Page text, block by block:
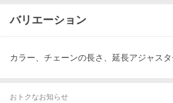
バリエーション
カラー、チェーンの長さ、延長アジャス
おトクなお知らせ